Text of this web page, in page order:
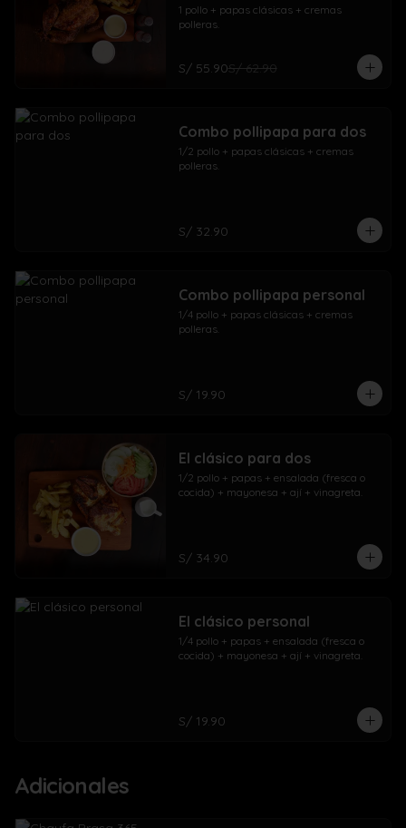
1 pollo + papas clásicas + cremas
polleras.
S/ 55.90S/ 62.90
Combo pollipapa para dos
1/2 pollo + papas clásicas + cremas
polleras.
S/ 32.90
Combo pollipapa personal
1/4 pollo + papas clásicas + cremas
polleras.
S/ 19.90
El clásico para dos
1/2 pollo + papas + ensalada (fresca o
cocida) + mayonesa + ají + vinagreta.
S/ 34.90
El clásico personal
1/4 pollo + papas + ensalada (fresca o
cocida) + mayonesa + ají + vinagreta.
S/ 19.90
Adicionales